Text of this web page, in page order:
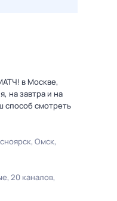
в Москве,
на завтра и на
способ смотреть
Омск
20 каналов